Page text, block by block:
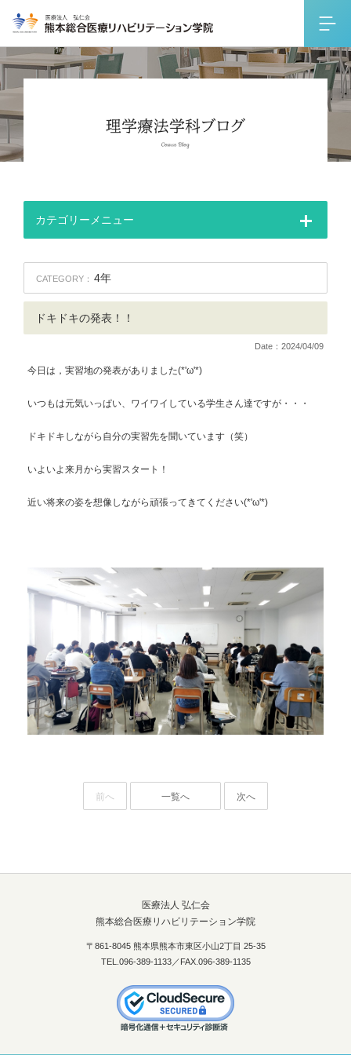
カテゴリーメニュー
CATEGORY： 4年
ドキドキの発表！！
Date：2024/04/09
今日は，実習地の発表がありました(*'ω'*)
いつもは元気いっぱい、ワイワイしている学生さん達ですが・・・
ドキドキしながら自分の実習先を聞いています（笑）
いよいよ来月から実習スタート！
近い将来の姿を想像しながら頑張ってきてください(*'ω'*)
前へ 一覧へ 次へ
医療法人 弘仁会
熊本総合医療リハビリテーション学院
〒861-8045 熊本県熊本市東区小山2丁目 25-35
TEL.096-389-1133／FAX.096-389-1135